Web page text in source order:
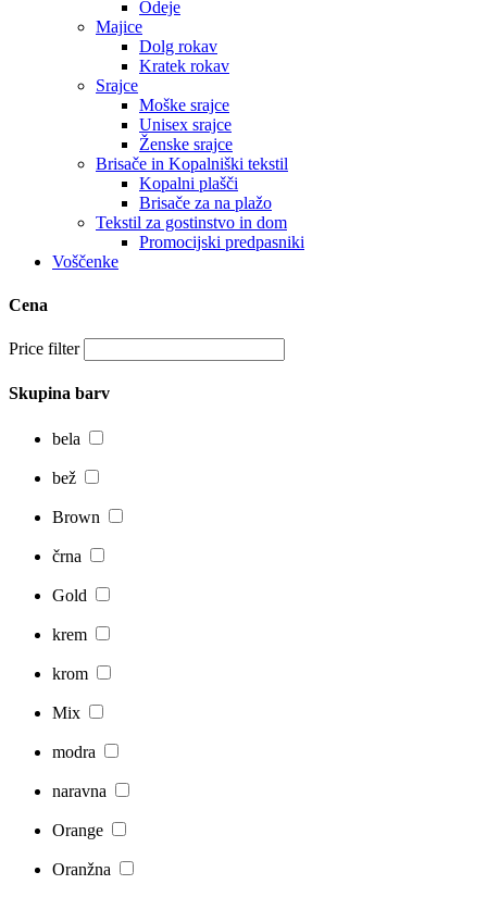
Odeje
Majice
Dolg rokav
Kratek rokav
Srajce
Moške srajce
Unisex srajce
Ženske srajce
Brisače in Kopalniški tekstil
Kopalni plašči
Brisače za na plažo
Tekstil za gostinstvo in dom
Promocijski predpasniki
Voščenke
Cena
Price filter
Skupina barv
bela
bež
Brown
črna
Gold
krem
krom
Mix
modra
naravna
Orange
Oranžna